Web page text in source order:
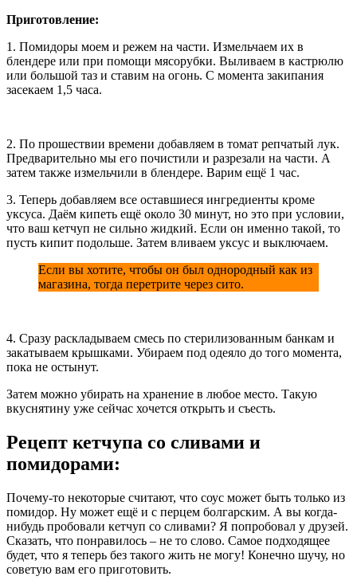
Приготовление:
1. Помидоры моем и режем на части. Измельчаем их в
блендере или при помощи мясорубки. Выливаем в кастрюлю
или большой таз и ставим на огонь. С момента закипания
засекаем 1,5 часа.
2. По прошествии времени добавляем в томат репчатый лук.
Предварительно мы его почистили и разрезали на части. А
затем также измельчили в блендере. Варим ещё 1 час.
3. Теперь добавляем все оставшиеся ингредиенты кроме
уксуса. Даём кипеть ещё около 30 минут, но это при условии,
что ваш кетчуп не сильно жидкий. Если он именно такой, то
пусть кипит подольше. Затем вливаем уксус и выключаем.
Если вы хотите, чтобы он был однородный как из
магазина, тогда перетрите через сито.
4. Сразу раскладываем смесь по стерилизованным банкам и
закатываем крышками. Убираем под одеяло до того момента,
пока не остынут.
Затем можно убирать на хранение в любое место. Такую
вкуснятину уже сейчас хочется открыть и съесть.
Рецепт кетчупа со сливами и
помидорами:
Почему-то некоторые считают, что соус может быть только из
помидор. Ну может ещё и с перцем болгарским. А вы когда-
нибудь пробовали кетчуп со сливами? Я попробовал у друзей.
Сказать, что понравилось – не то слово. Самое подходящее
будет, что я теперь без такого жить не могу! Конечно шучу, но
советую вам его приготовить.